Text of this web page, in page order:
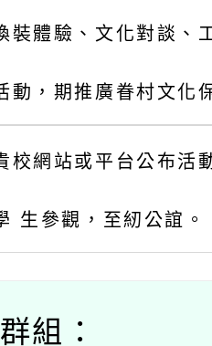
裝體驗、文化對談、
動，期推廣眷村文化
校網站或平台公布活
生參觀，至紉公誼。
組：